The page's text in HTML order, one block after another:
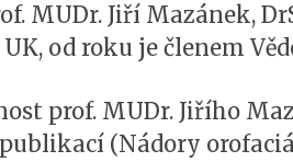
MUDr. Jiří Mazánek,
od roku je členem
prof. MUDr. Jiřího
(Nádory